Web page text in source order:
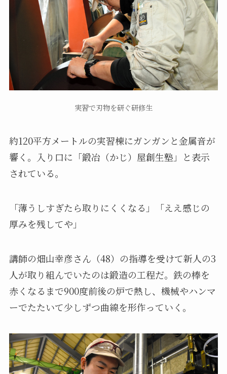
実習で刃物を研ぐ研修生
約120平方メートルの実習棟にガンガンと金属音が
響く。入り口に「鍛冶（かじ）屋創生塾」と表示
されている。
「薄うしすぎたら取りにくくなる」「ええ感じの
厚みを残してや」
講師の畑山幸彦さん（48）の指導を受けて新人の3
人が取り組んでいたのは鍛造の工程だ。鉄の棒を
赤くなるまで900度前後の炉で熱し、機械やハンマ
ーでたたいて少しずつ曲線を形作っていく。